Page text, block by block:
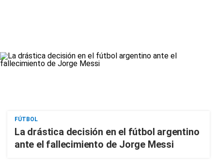
FÚTBOL
La drástica decisión en el fútbol argentino
ante el fallecimiento de Jorge Messi